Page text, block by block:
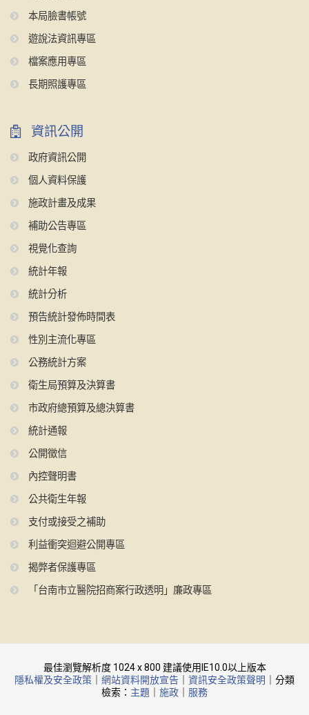
本局臉書帳號
遊說法資訊專區
檔案應用專區
長期照護專區
資訊公開
政府資訊公開
個人資料保護
施政計畫及成果
補助公告專區
視覺化查詢
統計年報
統計分析
預告統計發佈時間表
性別主流化專區
公務統計方案
衛生局預算及決算書
市政府總預算及總決算書
統計通報
公開徵信
內控聲明書
公共衛生年報
支付或接受之補助
利益衝突迴避公開專區
揭弊者保護專區
「台南市立醫院招商案行政透明」廉政專區
最佳瀏覽解析度 1024 x 800 建議使用IE10.0以上版本
隱私權及安全政策
網站資料開放宣告 資訊安全政策聲明
｜分類
檢索： 主題 施政 服務